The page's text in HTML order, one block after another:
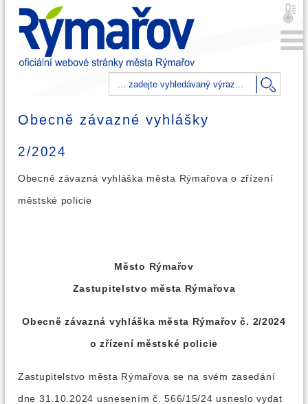
Obecně závazné vyhlášky
2/2024
Obecně závazná vyhláška města Rýmařova o zřízení
městské policie
Město Rýmařov
Zastupitelstvo města Rýmařova
Obecně závazná vyhláška města Rýmařov č. 2/2024
o zřízení městské policie
Zastupitelstvo města Rýmařova se na svém zasedání
dne 31.10.2024 usnesením č. 566/15/24 usneslo vydat